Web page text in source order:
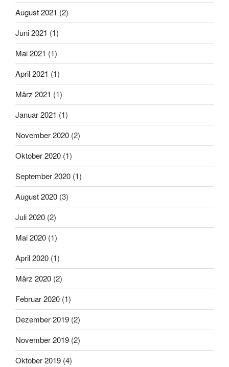
August 2021 (2)
Juni 2021 (1)
Mai 2021 (1)
April 2021 (1)
März 2021 (1)
Januar 2021 (1)
November 2020 (2)
Oktober 2020 (1)
September 2020 (1)
August 2020 (3)
Juli 2020 (2)
Mai 2020 (1)
April 2020 (1)
März 2020 (2)
Februar 2020 (1)
Dezember 2019 (2)
November 2019 (2)
Oktober 2019 (4)